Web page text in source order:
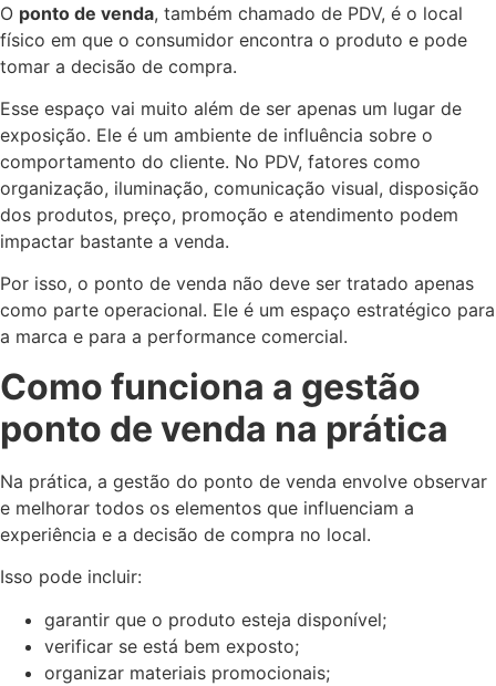
O ponto de venda, também chamado de PDV, é o local
físico em que o consumidor encontra o produto e pode
tomar a decisão de compra.
Esse espaço vai muito além de ser apenas um lugar de
exposição. Ele é um ambiente de influência sobre o
comportamento do cliente. No PDV, fatores como
organização, iluminação, comunicação visual, disposição
dos produtos, preço, promoção e atendimento podem
impactar bastante a venda.
Por isso, o ponto de venda não deve ser tratado apenas
como parte operacional. Ele é um espaço estratégico para
a marca e para a performance comercial.
Como funciona a gestão
ponto de venda na prática
Na prática, a gestão do ponto de venda envolve observar
e melhorar todos os elementos que influenciam a
experiência e a decisão de compra no local.
Isso pode incluir:
garantir que o produto esteja disponível;
verificar se está bem exposto;
organizar materiais promocionais;